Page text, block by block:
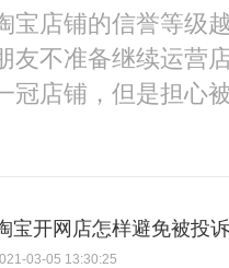
宝店铺的信誉等级
友不准备继续运营
冠店铺，但是担心
宝开网店怎样避免被投
03-05 13:30:25